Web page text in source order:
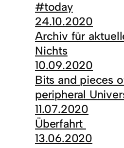
#today
24.10.2020
Archiv für
Nichts
10.09.2020
Bits and pieces
peripheral
11.07.2020
Überfahrt
13.06.2020